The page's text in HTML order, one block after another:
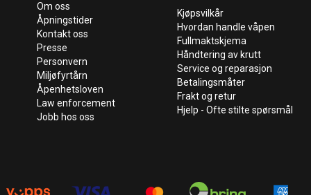
Om oss
Åpningstider
Kontakt oss
Presse
Personvern
Miljøfyrtårn
Åpenhetsloven
Law enforcement
Jobb hos oss
Kjøpsvilkår
Hvordan handle våpen
Fullmaktskjema
Håndtering av krutt
Service og reparasjon
Betalingsmåter
Frakt og retur
Hjelp - Ofte stilte spørsmål